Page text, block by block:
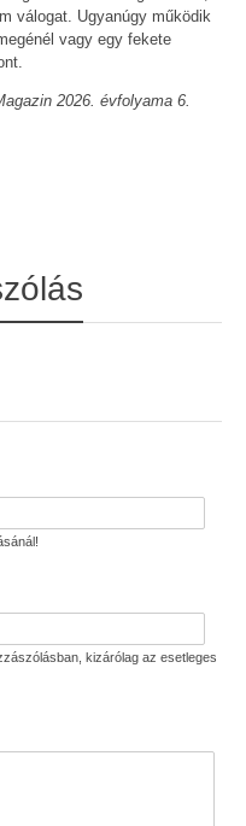
válogat. Ugyanúgy működik
vagy egy fekete
2026. évfolyama 6.
kizárólag az esetleges